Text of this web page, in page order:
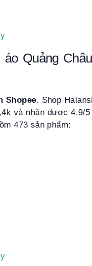
Quảng
Shopee. Shop
và nhận được 4.9/
473 sản phẩm: